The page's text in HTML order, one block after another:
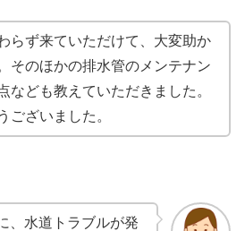
らず来ていただけて、大変助か
そのほかの排水管のメンテナン
なども教えていただきました。
ございました。
、水道トラブルが発